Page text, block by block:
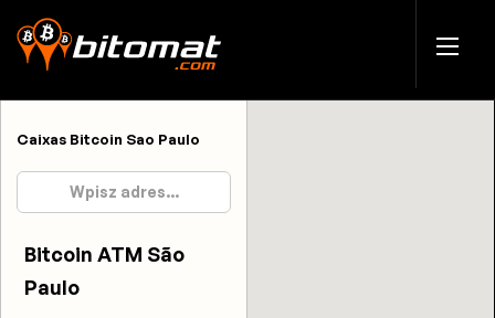
Caixas Bitcoin Sao Paulo
Bitcoin ATM São
Paulo